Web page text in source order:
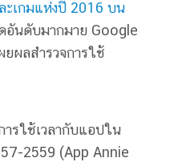
ะเกมแห่งปี 2016 บน
นดับมากมาย Google
ยผลสำรวจการใช้
รใช้เวลากับแอปใน
2559 (App Annie